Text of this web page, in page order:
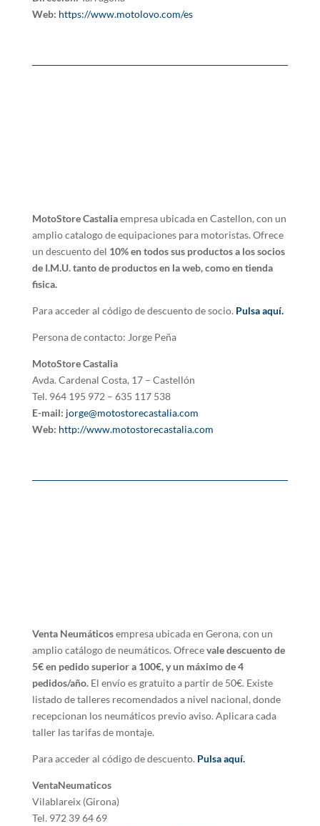
Web: https://www.motolovo.com/es
MotoStore Castaliaempresa ubicada en Castellon, con un
amplio catalogo de equipaciones para motoristas. Ofrece
un descuento del 10% en todos sus productos a los socios
de I.M.U. tanto de productos en la web, como en tienda
fisica.
Para acceder al código de descuento de socio. Pulsa aquí.
Persona de contacto: Jorge Peña
MotoStore Castalia
Avda. Cardenal Costa, 17 – Castellón
Tel. 964 195 972 – 635 117 538
E-mail: jorge@motostorecastalia.com
Web: http://www.motostorecastalia.com
Venta Neumáticosempresa ubicada en Gerona, con un
amplio catálogo de neumáticos. Ofrecevale descuento de
5€ en pedido superior a 100€, y un máximo de 4
pedidos/año. El envío es gratuito a partir de 50€. Existe
listado de talleres recomendados a nivel nacional, donde
recepcionan los neumáticos previo aviso. Aplicara cada
taller las tarifas de montaje.
Para acceder al código de descuento. Pulsa aquí.
VentaNeumaticos
Vilablareix(Girona)
Tel. 972 39 64 69